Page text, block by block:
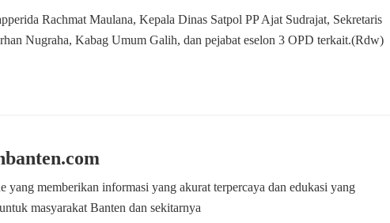
Rachmat Maulana, Kepala Dinas Satpol PP Ajat Sudrajat, Sekretaris
Nugraha, Kabag Umum Galih, dan pejabat eselon 3 OPD terkait.(Rdw)
yang memberikan informasi yang akurat terpercaya dan edukasi yang
masyarakat Banten dan sekitarnya